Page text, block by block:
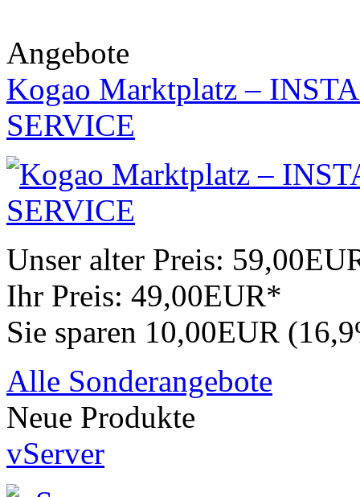
Angebote
Kogao Marktplatz –
SERVICE
Unser alter Preis:
Ihr Preis: 49,00EUR*
Sie sparen 10,00EUR
Alle Sonderangebote
Neue Produkte
vServer